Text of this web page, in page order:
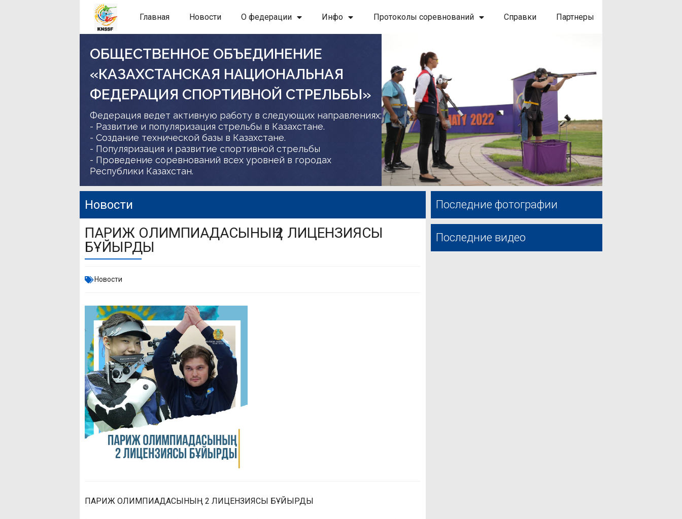
Главная Новости О федерации Инфо Протоколы соревнований Справки Партнеры
ОБЩЕСТВЕННОЕ ОБЪЕДИНЕНИЕ
«КАЗАХСТАНСКАЯ НАЦИОНАЛЬНАЯ
ФЕДЕРАЦИЯ СПОРТИВНОЙ СТРЕЛЬБЫ»
Федерация ведет активную работу в следующих направлениях:
- Развитие и популяризация стрельбы в Казахстане.
- Создание технической базы в Казахстане.
- Популяризация и развитие спортивной стрельбы
- Проведение соревнований всех уровней в городах
Республики Казахстан.
Новости
ПАРИЖ ОЛИМПИАДАСЫНЫҢ 2 ЛИЦЕНЗИЯСЫ
БҰЙЫРДЫ
Новости
ПАРИЖ ОЛИМПИАДАСЫНЫҢ 2 ЛИЦЕНЗИЯСЫ БҰЙЫРДЫ
Последние фотографии
Последние видео